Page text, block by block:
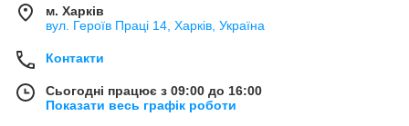
м. Харків
вул. Героїв Праці 14, Харків, Україна
Контакти
Сьогодні працює з 09:00 до 16:00
Показати весь графік роботи